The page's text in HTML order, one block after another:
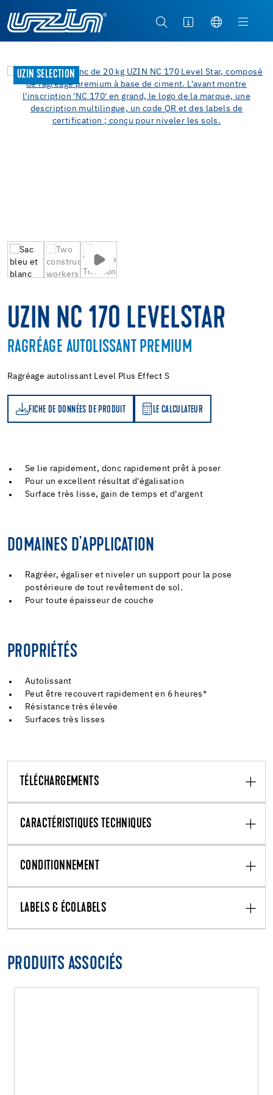
UZIN SELECTION
UZIN NC 170 LEVELSTAR
RAGRÉAGE AUTOLISSANT PREMIUM
Ragréage autolissant Level Plus Effect S
FICHE DE DONNÉES DE PRODUIT LE CALCULATEUR
LE CALCULATEUR
Se lie rapidement, donc rapidement prêt à poser
Pour un excellent résultat d'égalisation
Surface très lisse, gain de temps et d'argent
DOMAINES D'APPLICATION
Ragréer, égaliser et niveler un support pour la pose
postérieure de tout revêtement de sol.
Pour toute épaisseur de couche
PROPRIÉTÉS
Autolissant
Peut être recouvert rapidement en 6 heures*
Résistance très élevée
Surfaces très lisses
TÉLÉCHARGEMENTS
CARACTÉRISTIQUES TECHNIQUES
CONDITIONNEMENT
LABELS & ÉCOLABELS
PRODUITS ASSOCIÉS